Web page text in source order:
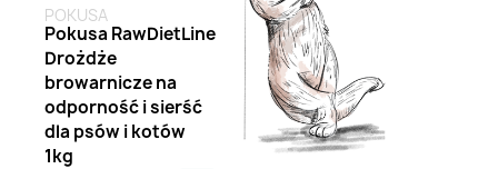
POKUSA
Pokusa RawDietLine
Drożdże
browarnicze na
odporność i sierść
dla psów i kotów
1kg